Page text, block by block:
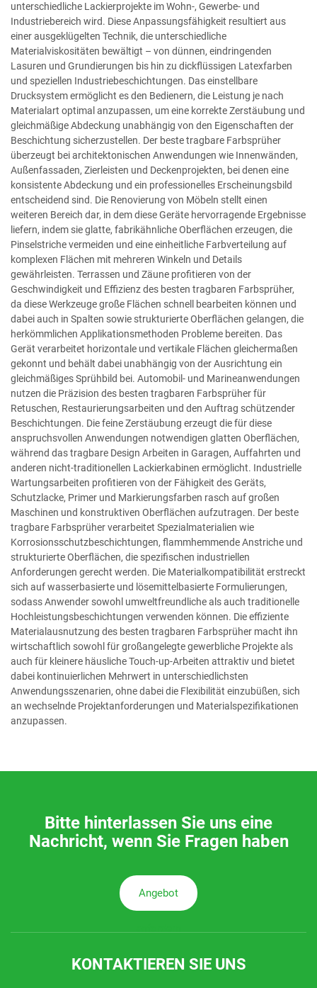
unterschiedliche Lackierprojekte im Wohn-, Gewerbe- und
Industriebereich wird. Diese Anpassungsfähigkeit resultiert aus
einer ausgeklügelten Technik, die unterschiedliche
Materialviskositäten bewältigt – von dünnen, eindringenden
Lasuren und Grundierungen bis hin zu dickflüssigen Latexfarben
und speziellen Industriebeschichtungen. Das einstellbare
Drucksystem ermöglicht es den Bedienern, die Leistung je nach
Materialart optimal anzupassen, um eine korrekte Zerstäubung und
gleichmäßige Abdeckung unabhängig von den Eigenschaften der
Beschichtung sicherzustellen. Der beste tragbare Farbsprüher
überzeugt bei architektonischen Anwendungen wie Innenwänden,
Außenfassaden, Zierleisten und Deckenprojekten, bei denen eine
konsistente Abdeckung und ein professionelles Erscheinungsbild
entscheidend sind. Die Renovierung von Möbeln stellt einen
weiteren Bereich dar, in dem diese Geräte hervorragende Ergebnisse
liefern, indem sie glatte, fabrikähnliche Oberflächen erzeugen, die
Pinselstriche vermeiden und eine einheitliche Farbverteilung auf
komplexen Flächen mit mehreren Winkeln und Details
gewährleisten. Terrassen und Zäune profitieren von der
Geschwindigkeit und Effizienz des besten tragbaren Farbsprüher,
da diese Werkzeuge große Flächen schnell bearbeiten können und
dabei auch in Spalten sowie strukturierte Oberflächen gelangen, die
herkömmlichen Applikationsmethoden Probleme bereiten. Das
Gerät verarbeitet horizontale und vertikale Flächen gleichermaßen
gekonnt und behält dabei unabhängig von der Ausrichtung ein
gleichmäßiges Sprühbild bei. Automobil- und Marineanwendungen
nutzen die Präzision des besten tragbaren Farbsprüher für
Retuschen, Restaurierungsarbeiten und den Auftrag schützender
Beschichtungen. Die feine Zerstäubung erzeugt die für diese
anspruchsvollen Anwendungen notwendigen glatten Oberflächen,
während das tragbare Design Arbeiten in Garagen, Auffahrten und
anderen nicht-traditionellen Lackierkabinen ermöglicht. Industrielle
Wartungsarbeiten profitieren von der Fähigkeit des Geräts,
Schutzlacke, Primer und Markierungsfarben rasch auf großen
Maschinen und konstruktiven Oberflächen aufzutragen. Der beste
tragbare Farbsprüher verarbeitet Spezialmaterialien wie
Korrosionsschutzbeschichtungen, flammhemmende Anstriche und
strukturierte Oberflächen, die spezifischen industriellen
Anforderungen gerecht werden. Die Materialkompatibilität erstreckt
sich auf wasserbasierte und lösemittelbasierte Formulierungen,
sodass Anwender sowohl umweltfreundliche als auch traditionelle
Hochleistungsbeschichtungen verwenden können. Die effiziente
Materialausnutzung des besten tragbaren Farbsprüher macht ihn
wirtschaftlich sowohl für großangelegte gewerbliche Projekte als
auch für kleinere häusliche Touch-up-Arbeiten attraktiv und bietet
dabei kontinuierlichen Mehrwert in unterschiedlichsten
Anwendungsszenarien, ohne dabei die Flexibilität einzubüßen, sich
an wechselnde Projektanforderungen und Materialspezifikationen
anzupassen.
Bitte hinterlassen Sie uns eine
Nachricht, wenn Sie Fragen haben
Angebot
KONTAKTIEREN SIE UNS